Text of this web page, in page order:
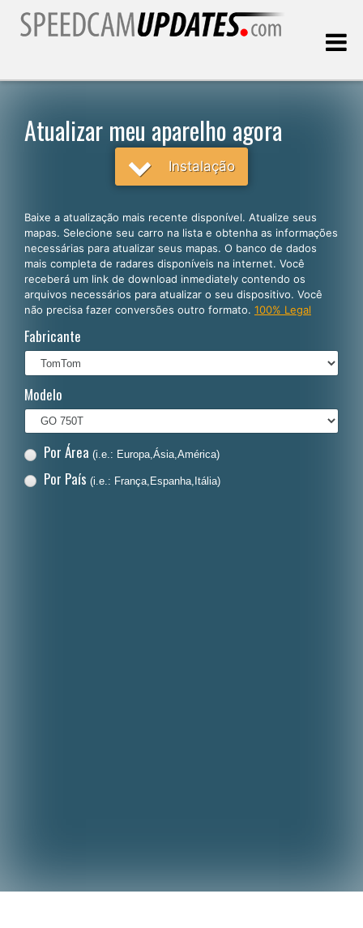
Português
English
Español
Français
Polski
Nederlands
Dansk
Atualizar meu aparelho agora
Instalação
Baixe a atualização mais recente disponível. Atualize seus
mapas. Selecione seu carro na lista e obtenha as informações
necessárias para atualizar seus mapas. O banco de dados
mais completa de radares disponíveis na internet. Você
receberá um link de download inmediately contendo os
arquivos necessários para atualizar o seu dispositivo. Você
não precisa fazer conversões outro formato. 100% Legal
Fabricante
Modelo
Por Área (i.e.: Europa,Ásia,América)
Por País (i.e.: França,Espanha,Itália)